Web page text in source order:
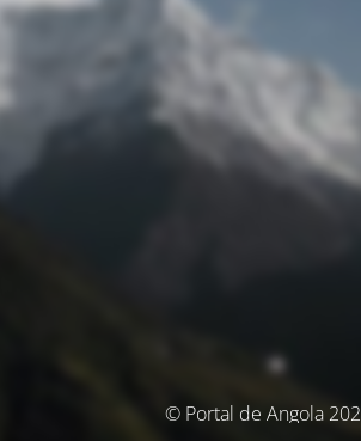
© Portal de Angola